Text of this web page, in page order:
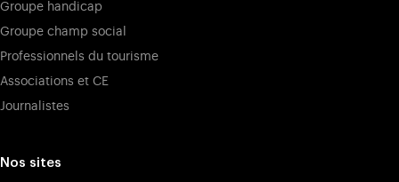
Groupe handicap
Groupe champ social
Professionnels du tourisme
Associations et CE
Journalistes
Nos sites